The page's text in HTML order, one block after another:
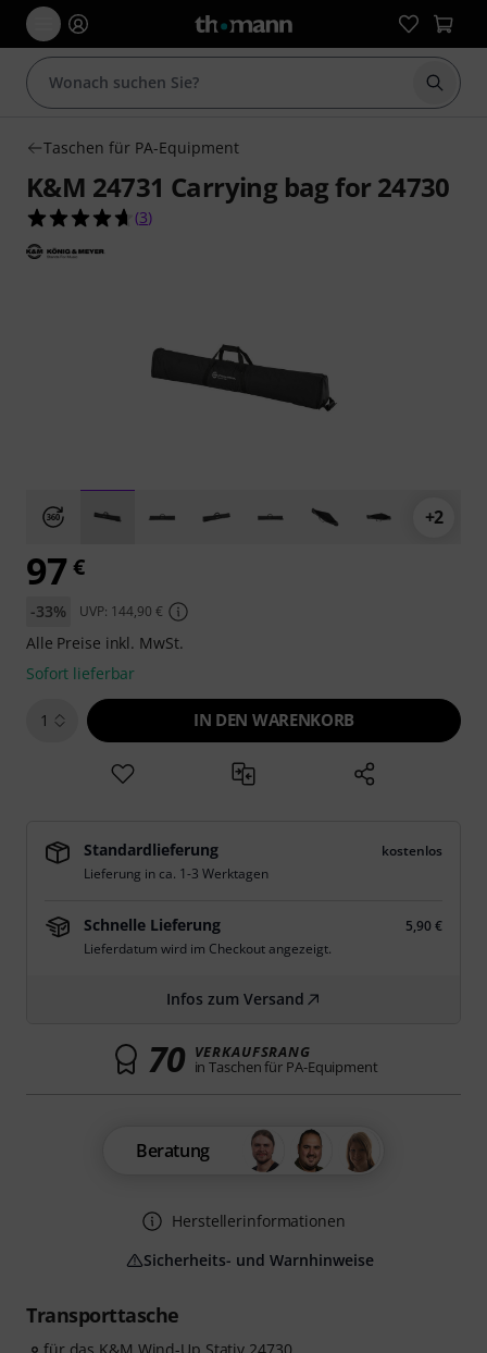
Suche
Taschen für PA-Equipment
K&M 24731 Carrying bag for 24730
4.7 von 5 Sternen aus 3 Kundenbewertungen
(3)
+2
Transporttasche
97€
-33% UVP: 144,90 €
Alle Preise inkl. MwSt.
Sofort lieferbar
1 IN DEN WARENKORB
Standardlieferung
kostenlos
Lieferung in ca. 1-3 Werktagen
Schnelle Lieferung
5,90 €
Lieferdatum wird im Checkout angezeigt.
Infos zum Versand
70 VERKAUFSRANG
in Taschen für PA-Equipment
Beratung
Herstellerinformationen
Sicherheits- und Warnhinweise